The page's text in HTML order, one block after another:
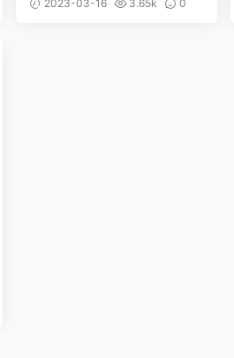
2023-03-16 3.65k 0